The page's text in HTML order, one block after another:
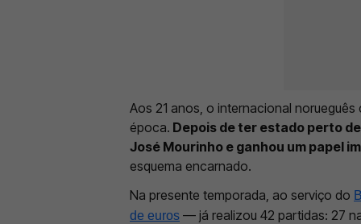
Aos 21 anos, o internacional
época. Depois de ter estado perto
José Mourinho e ganhou um papel
esquema encarnado.
Na presente temporada, ao serviço do
de euros — já realizou 42 partidas: 27